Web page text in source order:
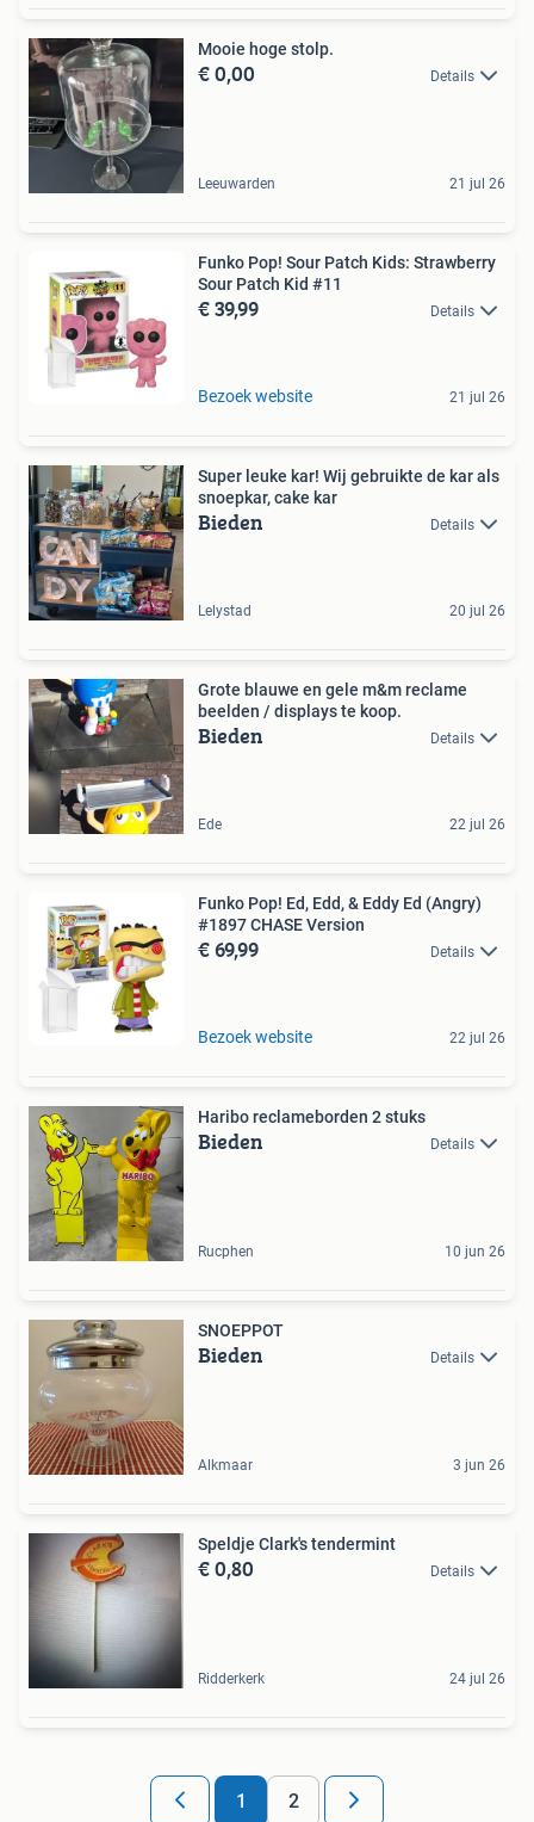
Mooie hoge stolp.
€ 0,00 Details
Leeuwarden 21 jul 26
Funko Pop! Sour Patch Kids: Strawberry
Sour Patch Kid #11
€ 39,99 Details
Bezoek website 21 jul 26
Super leuke kar! Wij gebruikte de kar als
snoepkar, cake kar
Bieden Details
Lelystad 20 jul 26
Grote blauwe en gele m&m reclame
beelden / displays te koop.
Bieden Details
Ede 22 jul 26
Funko Pop! Ed, Edd, & Eddy Ed (Angry)
#1897 CHASE Version
€ 69,99 Details
Bezoek website 22 jul 26
Haribo reclameborden 2 stuks
Bieden Details
Rucphen 10 jun 26
SNOEPPOT
Bieden Details
Alkmaar 3 jun 26
Speldje Clark's tendermint
€ 0,80 Details
Ridderkerk 24 jul 26
1 2